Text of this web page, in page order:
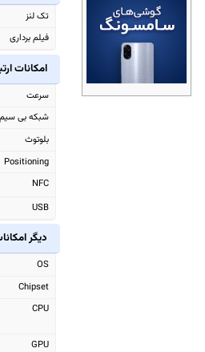
سامسونگ Galaxy S25 FE
سامسونگ Galaxy A07 4G
سامسونگ Galaxy A17
تک لنز
فیلم برداری
امکانات
سرعت
شبکه بی سیم
بلوتوث
Positioning
NFC
USB
دیگر
OS
Chipset
CPU
GPU